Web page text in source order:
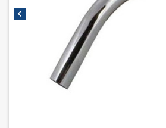
chevron_left